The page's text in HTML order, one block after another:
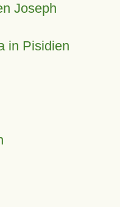
Joseph
in Pisidien